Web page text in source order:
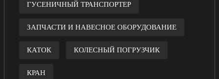
ГУСЕНИЧНЫЙ ТРАНСПОРТЕР
ЗАПЧАСТИ И НАВЕСНОЕ ОБОРУДОВАНИЕ
КАТОК КОЛЕСНЫЙ ПОГРУЗЧИК
КРАН